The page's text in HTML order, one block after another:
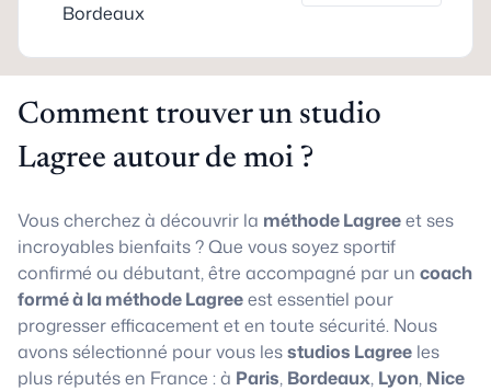
Bordeaux
Comment trouver un studio
Lagree autour de moi ?
Vous cherchez à découvrir la méthode Lagreeet ses
incroyables bienfaits ? Que vous soyez sportif
confirmé ou débutant, être accompagné par un coach
formé à la méthode Lagreeest essentiel pour
progresser efficacement et en toute sécurité. Nous
avons sélectionné pour vous lesstudios Lagree les
plus réputés en France : à Paris, Bordeaux, Lyon, Nice